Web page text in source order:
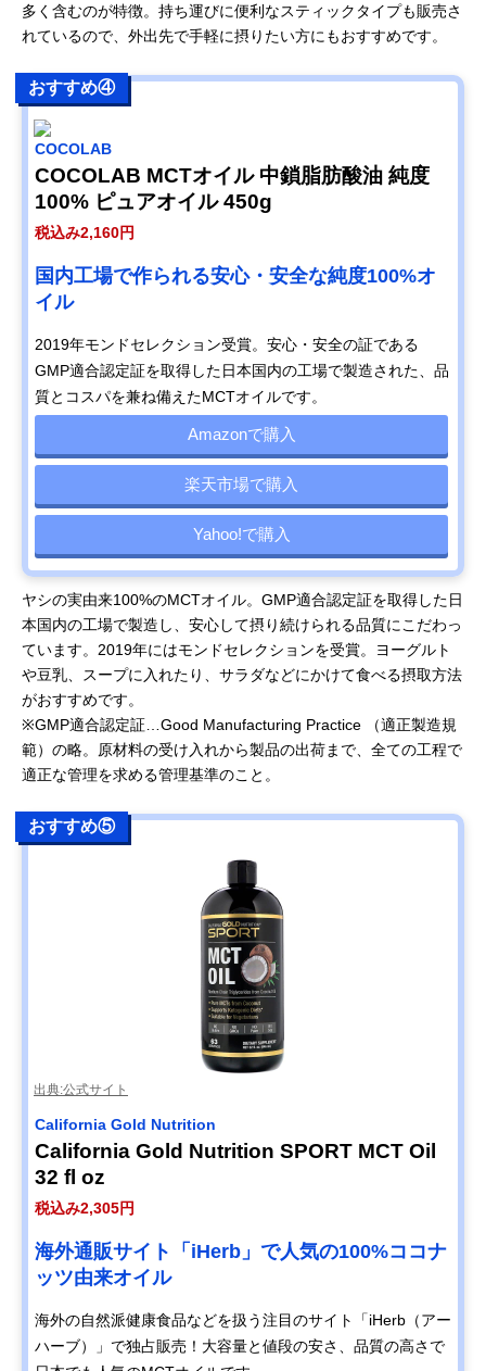
多く含むのが特徴。持ち運びに便利なスティックタイプも販売さ
れているので、外出先で手軽に摂りたい方にもおすすめです。
おすすめ④
COCOLAB
COCOLAB MCTオイル 中鎖脂肪酸油 純度
100% ピュアオイル 450g
税込み2,160円
国内工場で作られる安心・安全な純度100%オ
イル
2019年モンドセレクション受賞。安心・安全の証である
GMP適合認定証を取得した日本国内の工場で製造された、品
質とコスパを兼ね備えたMCTオイルです。
Amazonで購入
楽天市場で購入
Yahoo!で購入
ヤシの実由来100%のMCTオイル。GMP適合認定証を取得した日
本国内の工場で製造し、安心して摂り続けられる品質にこだわっ
ています。2019年にはモンドセレクションを受賞。ヨーグルト
や豆乳、スープに入れたり、サラダなどにかけて食べる摂取方法
がおすすめです。
※GMP適合認定証…Good Manufacturing Practice （適正製造規
範）の略。原材料の受け入れから製品の出荷まで、全ての工程で
適正な管理を求める管理基準のこと。
おすすめ⑤
出典:公式サイト
California Gold Nutrition
California Gold Nutrition SPORT MCT Oil
32 fl oz
税込み2,305円
海外通販サイト「iHerb」で人気の100%ココナ
ッツ由来オイル
海外の自然派健康食品などを扱う注目のサイト「iHerb（アー
ハーブ）」で独占販売！大容量と値段の安さ、品質の高さで